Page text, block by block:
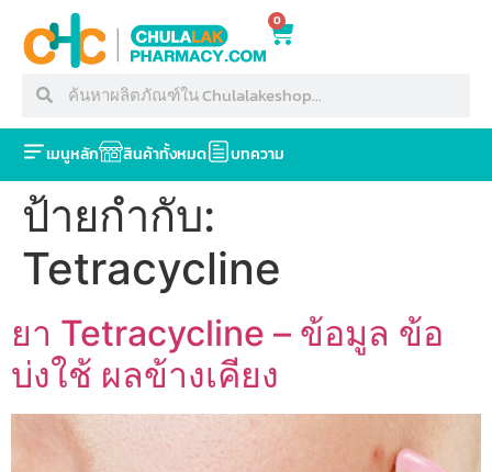
0
เมนูหลัก สินค้าทั้งหมด บทความ
ป้ายกำกับ:
Tetracycline
ยา Tetracycline – ข้อมูล ข้อ
บ่งใช้ ผลข้างเคียง